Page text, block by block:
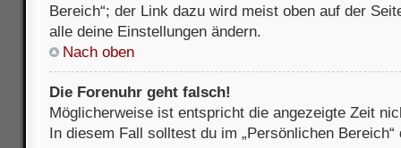
Bereich“; der Link dazu wird meist oben auf der
alle deine Einstellungen ändern.
Nach oben
Die Forenuhr geht falsch!
Möglicherweise ist entspricht die angezeigte Zeit
In diesem Fall solltest du im „Persönlichen